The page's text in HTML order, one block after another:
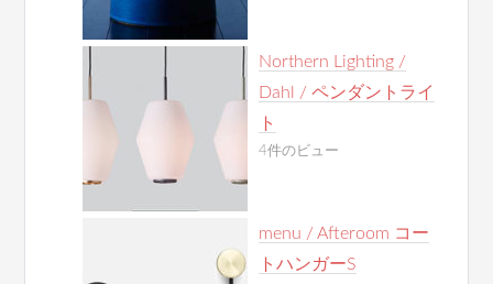
Northern Lighting /
Dahl / ペンダントライ
ト
4件のビュー
menu / Afteroom コー
トハンガーS